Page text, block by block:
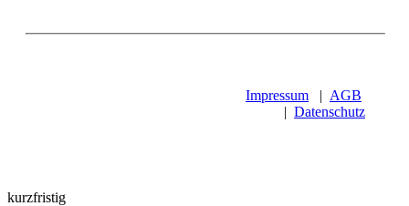
Impressum | AGB
| Datenschutz
kurzfristig